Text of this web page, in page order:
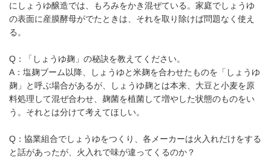
にしょうゆ醸造では、もろみをかき混ぜている。家庭でしょうゆ
の表面に産膜酵母がでたときは、それを取り除けば問題なく使え
る。
Q：「しょうゆ麹」の秘訣を教えてください。
A：塩麹ブーム以降、しょうゆと米麹を合わせたものを「しょうゆ
麹」と呼ぶ場合があるが、しょうゆ麹とは本来、大豆と小麦を原
料処理して混ぜ合わせ、麹菌を植菌して増やした状態のものをい
う。それとは分けて考えてほしい。
Q：協業組合でしょうゆをつくり、各メーカーは火入れだけをする
と話があったが、火入れで味が違ってくるのか？